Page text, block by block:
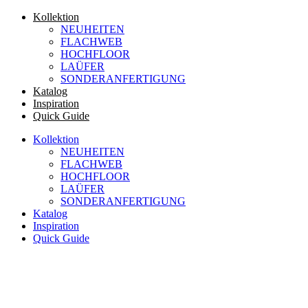
Zum
Kollektion
NEUHEITEN
FLACHWEB
HOCHFLOOR
LAÜFER
SONDERANFERTIGUNG
Katalog
Inspiration
Quick Guide
Kollektion
NEUHEITEN
FLACHWEB
HOCHFLOOR
LAÜFER
SONDERANFERTIGUNG
Katalog
Inspiration
Quick Guide